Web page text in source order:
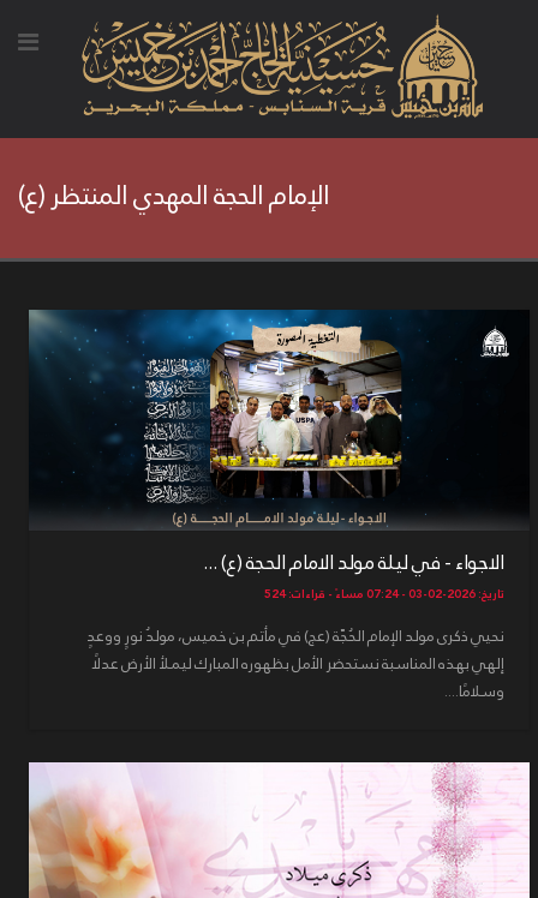
الإمام الحجة المهدي المنتظر (ع)
الاجواء - في ليلة مولد الامام الحجة (ع) ...
تاريخ: 2026-02-03 - 07:24 مساءً - قراءات: 524
نحيي ذكرى مولد الإمام الحُجّة (عج) في مأتم بن خميس، مولدُ نورٍ ووعدٍ
إلهي بهذه المناسبة نستحضر الأمل بظهوره المبارك ليملأ الأرض عدلًا
وسلامًا....